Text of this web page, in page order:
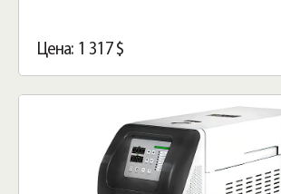
Цена: 1 317 $